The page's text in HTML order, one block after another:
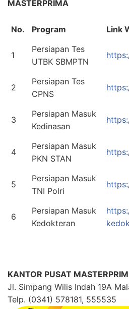
MASTERPRIMA
No. Program Link
1
Persiapan Tes
UTBK SBMPTN
2
Persiapan Tes
CPNS
3
Persiapan Masuk
Kedinasan
4
Persiapan Masuk
PKN STAN
5
Persiapan Masuk
TNI Polri
6
Persiapan Masuk
Kedokteran
KANTOR PUSAT
Jl. Simpang Wilis Indah 19A
Telp. (0341) 578181, 555535